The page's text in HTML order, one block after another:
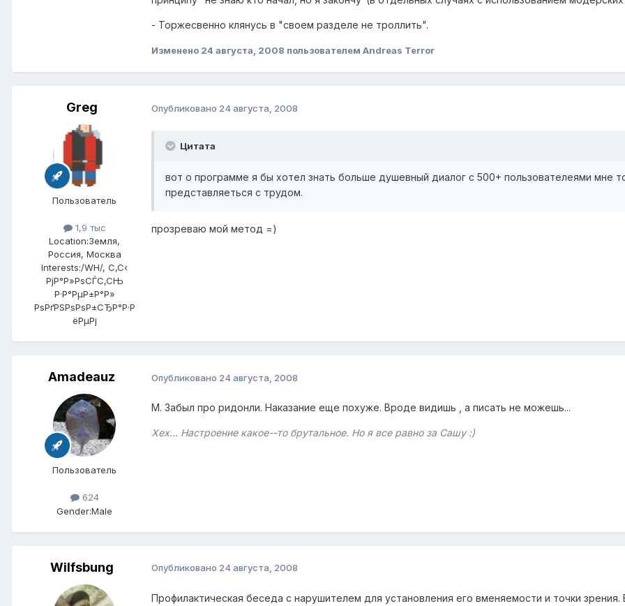
- Торжесвенно клянусь в "своем разделе не троллить".
Изменено 24 августа, 2008 пользователем Andreas Terror
Greg
Пользователь
1,9 тыс
Location:Земля,
Россия, Москва
Interests:/WH/, С‚С‹
РјР°Р»РѕСЃС‚СЊ
Р·Р°РµР±Р°Р»
РѕРґРЅРѕРѕР±СЂР°Р·Р
ёРµРј
Опубликовано 24 августа, 2008
Цитата
вот о программе я бы хотел знать больше душевный диалог с 500+ пользователеями мне
представляеться с трудом.
прозреваю мой метод =)
Amadeauz
Пользователь
624
Gender:Male
Опубликовано 24 августа, 2008
М. Забыл про ридонли. Наказание еще похуже. Вроде видишь , а писать не можешь...
Хех... Настроение какое--то брутальное. Но я все равно за Сашу :)
Wilfsbung Опубликовано 24 августа, 2008
Профилактическая беседа с нарушителем для установления его вменяемости и точки зрения.